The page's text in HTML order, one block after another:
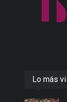
Lo más